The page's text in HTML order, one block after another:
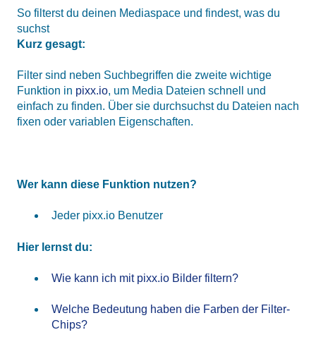
So filterst du deinen Mediaspace und findest, was du
suchst
Kurz gesagt:
Filter sind neben Suchbegriffen die zweite wichtige
Funktion in pixx.io, um Media Dateien schnell und
einfach zu finden. Über sie durchsuchst du Dateien nach
fixen oder variablen Eigenschaften.
Wer kann diese Funktion nutzen?
Jeder pixx.io Benutzer
Hier lernst du:
Wie kann ich mit pixx.io Bilder filtern?
Welche Bedeutung haben die Farben der Filter-
Chips?